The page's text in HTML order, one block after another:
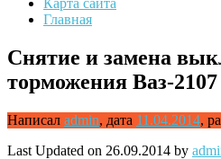
Главная
Снятие и замена
торможения Ваз-2107
Написал admin, дата 11.04.2014,
Last Updated on 26.09.2014 by